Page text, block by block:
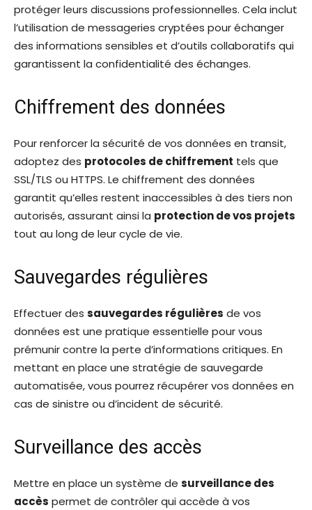
protéger leurs discussions professionnelles. Cela inclut
l’utilisation de messageries cryptées pour échanger
des informations sensibles et d’outils collaboratifs qui
garantissent la confidentialité des échanges.
Chiffrement des données
Pour renforcer la sécurité de vos données en transit,
adoptez des protocoles de chiffrement tels que
SSL/TLS ou HTTPS. Le chiffrement des données
garantit qu’elles restent inaccessibles à des tiers non
autorisés, assurant ainsi la protection de vos projets
tout au long de leur cycle de vie.
Sauvegardes régulières
Effectuer des sauvegardes régulières de vos
données est une pratique essentielle pour vous
prémunir contre la perte d’informations critiques. En
mettant en place une stratégie de sauvegarde
automatisée, vous pourrez récupérer vos données en
cas de sinistre ou d’incident de sécurité.
Surveillance des accès
Mettre en place un système de surveillance des
accès permet de contrôler qui accède à vos